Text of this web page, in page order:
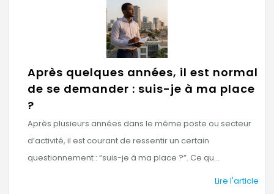
Après quelques années, il est normal
de se demander : suis-je à ma place
?
Après plusieurs années dans le même poste ou secteur
d’activité, il est courant de ressentir un certain
questionnement : “suis-je à ma place ?”. Ce qu...
Lire l'article